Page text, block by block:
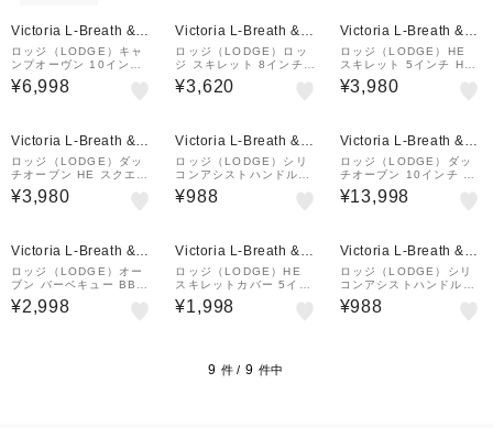
Victoria L-Breath &m
all店
ロッジ（LODGE）キャ
ンプオーヴン 10インチ
L10CO3 1924011900
0010 調理器具 ダッチオ
¥6,998
Victoria L-Breath &m
all店
ロッジ（LODGE）ロッ
ジ スキレット 8インチ L
5SK3 1924000200000
8 調理器具 フライパン
¥3,620
Victoria L-Breath &m
all店
ロッジ（LODGE）HE
スキレット 5インチ H5
MK 19240090000005
調理器具 フライパン キ
¥3,980
Victoria L-Breath &m
all店
ロッジ（LODGE）ダッ
チオーブン HE スクエア
ミニサーバー HMSS 19
240080000000 キャン
¥3,980
Victoria L-Breath &m
all店
ロッジ（LODGE）シリ
コンアシストハンドルホ
ルダー ASAHH11 1924
0099002000 ブルー 耐
¥988
Victoria L-Breath &m
all店
ロッジ（LODGE）ダッ
チオーブン 10インチ ロ
ジック キャンプオーヴン
10インチディープ L10D
¥13,998
Victoria L-Breath &m
all店
ロッジ（LODGE）オー
ブン バーベキュー BBQ
ダッチオーブン 10イン
チ グリルパン6-1/2 192
¥2,998
Victoria L-Breath &m
all店
ロッジ（LODGE）HE
スキレットカバー 5イン
チ H5MIC 1924009100
0005 調理器具 フタ 蓋
¥1,998
Victoria L-Breath &m
all店
ロッジ（LODGE）シリ
コンアシストハンドルホ
ルダー ASAHH11 1924
0099001000 ブラック
¥988
9 件 / 9 件中